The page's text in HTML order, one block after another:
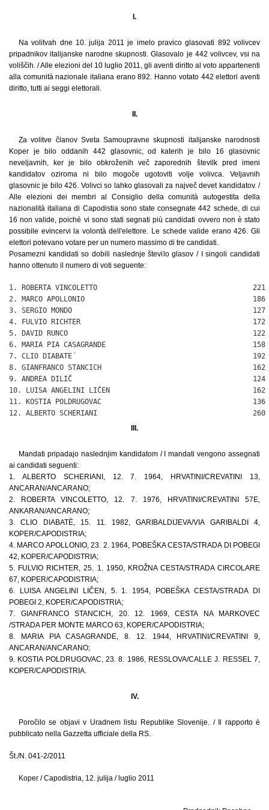
I.
Na volitvah dne 10. julija 2011 je imelo pravico glasovati 892 volivcev
pripadnikov italijanske narodne skupnosti. Glasovalo je 442 volivcev, vsi na
voliščih. / Alle elezioni del 10 luglio 2011, gli aventi diritto al voto appartenenti
alla comunità nazionale italiana erano 892. Hanno votato 442 elettori aventi
diritto, tutti ai seggi elettorali.
II.
Za volitve članov Sveta Samoupravne skupnosti italijanske narodnosti
Koper je bilo oddanih 442 glasovnic, od katerih je bilo 16 glasovnic
neveljavnih, ker je bilo obkroženih več zaporednih številk pred imeni
kandidatov oziroma ni bilo mogoče ugotoviti volje volivca. Veljavnih
glasovnic je bilo 426. Volivci so lahko glasovali za največ devet kandidatov. /
Alle elezioni dei membri al Consiglio della comunità autogestita della
nazionalità italiana di Capodistia sono state consegnate 442 schede, di cui
16 non valide, poiché vi sono stati segnati più candidati ovvero non è stato
possibile evincervi la volontà dell'elettore. Le schede valide erano 426. Gli
elettori potevano votare per un numero massimo di tre candidati.
Posamezni kandidati so dobili naslednje število glasov / I singoli candidati
hanno ottenuto il numero di voti seguente:
1. ROBERTA VINCOLETTO                                     221
2. MARCO APOLLONIO                                        186
3. SERGIO MONDO                                           127
4. FULVIO RICHTER                                         172
5. DAVID RUNCO                                            122
6. MARIA PIA CASAGRANDE                                   158
7. CLIO DIABATE´                                          192
8. GIANFRANCO STANCICH                                    162
9. ANDREA DILIČ                                           124
10. LUISA ANGELINI LIČEN                                  162
11. KOSTIA POLDRUGOVAC                                    136
12. ALBERTO SCHERIANI                                     260
III.
Mandati pripadajo naslednjim kandidatom / I mandati vengono assegnati
ai candidati seguenti:
1. ALBERTO SCHERIANI, 12. 7. 1964, HRVATINI/CREVATINI 13,
ANCARAN/ANCARANO;
2. ROBERTA VINCOLETTO, 12. 7. 1976, HRVATINI/CREVATINI 57E,
ANKARAN/ANCARANO;
3. CLIO DIABATÈ, 15. 11. 1982, GARIBALDIJEVA/VIA GARIBALDI 4,
KOPER/CAPODISTRIA;
4. MARCO APOLLONIO, 23. 2. 1964, POBEŠKA CESTA/STRADA DI POBEGI
42, KOPER/CAPODISTRIA;
5. FULVIO RICHTER, 25. 1. 1950, KROŽNA CESTA/STRADA CIRCOLARE
67, KOPER/CAPODISTRIA;
6. LUISA ANGELINI LIČEN, 5. 1. 1954, POBEŠKA CESTA/STRADA DI
POBEGI 2, KOPER/CAPODISTRIA;
7. GIANFRANCO STANCICH, 20. 12. 1969, CESTA NA MARKOVEC
/STRADA PER MONTE MARCO 63, KOPER/CAPODISTRIA;
8. MARIA PIA CASAGRANDE, 8. 12. 1944, HRVATINI/CREVATINI 9,
ANCARAN/ANCARANO;
9. KOSTIA POLDRUGOVAC, 23. 8. 1986, RESSLOVA/CALLE J. RESSEL 7,
KOPER/CAPODISTRIA.
IV.
Poročilo se objavi v Uradnem listu Republike Slovenije. / Il rapporto è
pubblicato nella Gazzetta ufficiale della RS.
Št./N. 041-2/2011
Koper / Capodistria, 12. julija / luglio 2011